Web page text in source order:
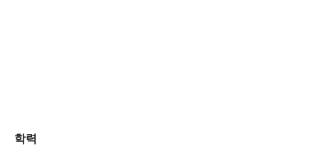
학력